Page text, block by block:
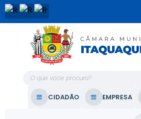
O que voce procura?
CIDADÃO EMPRESA